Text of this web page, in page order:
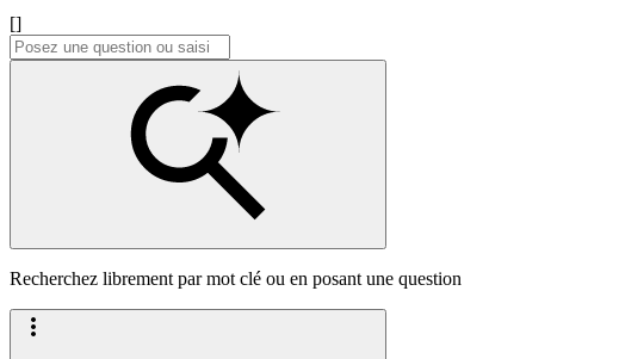
[]
Recherchez librement par mot clé ou en posant une question